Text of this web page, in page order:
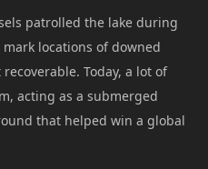
patrolled the lake during
locations of downed
Today, a lot of
acting as a submerged
that helped win a global